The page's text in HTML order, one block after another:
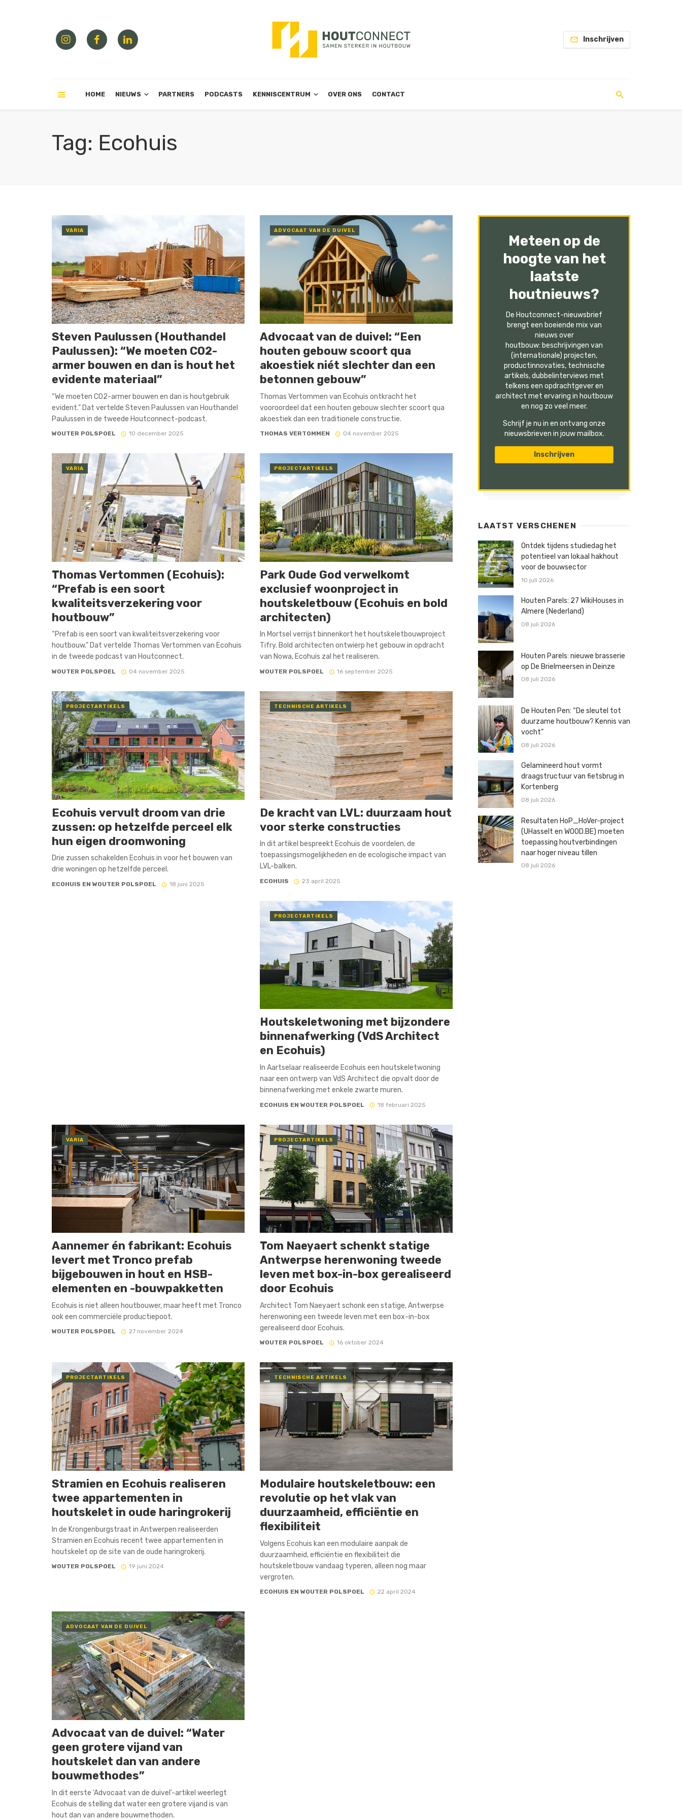
Inschrijven
HOME NIEUWS PARTNERS PODCASTS KENNISCENTRUM OVER ONS CONTACT
Tag: Ecohuis
VARIA
Steven Paulussen (Houthandel
Paulussen): “We moeten CO2-
armer bouwen en dan is hout het
evidente materiaal”
“We moeten CO2-armer bouwen en dan is houtgebruik
evident." Dat vertelde Steven Paulussen van Houthandel
Paulussen in de tweede Houtconnect-podcast.
WOUTER POLSPOEL 10 december 2025
ADVOCAAT VAN DE DUIVEL
Advocaat van de duivel: “Een
houten gebouw scoort qua
akoestiek niét slechter dan een
betonnen gebouw”
Thomas Vertommen van Ecohuis ontkracht het
vooroordeel dat een houten gebouw slechter scoort qua
akoestiek dan een traditionele constructie.
THOMAS VERTOMMEN 04 november 2025
VARIA
Thomas Vertommen (Ecohuis):
“Prefab is een soort
kwaliteitsverzekering voor
houtbouw”
“Prefab is een soort van kwaliteitsverzekering voor
houtbouw.” Dat vertelde Thomas Vertommen van Ecohuis
in de tweede podcast van Houtconnect.
WOUTER POLSPOEL 04 november 2025
PROJECTARTIKELS
Park Oude God verwelkomt
exclusief woonproject in
houtskeletbouw (Ecohuis en bold
architecten)
In Mortsel verrijst binnenkort het houtskeletbouwproject
Tifry. Bold architecten ontwierp het gebouw in opdracht
van Nowa, Ecohuis zal het realiseren.
WOUTER POLSPOEL 16 september 2025
PROJECTARTIKELS
Ecohuis vervult droom van drie
zussen: op hetzelfde perceel elk
hun eigen droomwoning
Drie zussen schakelden Ecohuis in voor het bouwen van
drie woningen op hetzelfde perceel.
ECOHUIS EN WOUTER POLSPOEL 18 juni 2025
TECHNISCHE ARTIKELS
De kracht van LVL: duurzaam hout
voor sterke constructies
In dit artikel bespreekt Ecohuis de voordelen, de
toepassingsmogelijkheden en de ecologische impact van
LVL-balken.
ECOHUIS 23 april 2025
PROJECTARTIKELS
Houtskeletwoning met bijzondere
binnenafwerking (VdS Architect
en Ecohuis)
In Aartselaar realiseerde Ecohuis een houtskeletwoning
naar een ontwerp van VdS Architect die opvalt door de
binnenafwerking met enkele zwarte muren.
ECOHUIS EN WOUTER POLSPOEL 18 februari 2025
VARIA
Aannemer én fabrikant: Ecohuis
levert met Tronco prefab
bijgebouwen in hout en HSB-
elementen en -bouwpakketten
Ecohuis is niet alleen houtbouwer, maar heeft met Tronco
ook een commerciële productiepoot.
WOUTER POLSPOEL 27 november 2024
PROJECTARTIKELS
Tom Naeyaert schenkt statige
Antwerpse herenwoning tweede
leven met box-in-box gerealiseerd
door Ecohuis
Architect Tom Naeyaert schonk een statige, Antwerpse
herenwoning een tweede leven met een box-in-box
gerealiseerd door Ecohuis.
WOUTER POLSPOEL 16 oktober 2024
PROJECTARTIKELS
Stramien en Ecohuis realiseren
twee appartementen in
houtskelet in oude haringrokerij
In de Krongenburgstraat in Antwerpen realiseerden
Stramien en Ecohuis recent twee appartementen in
houtskelet op de site van de oude haringrokerij.
WOUTER POLSPOEL 19 juni 2024
TECHNISCHE ARTIKELS
Modulaire houtskeletbouw: een
revolutie op het vlak van
duurzaamheid, efficiëntie en
flexibiliteit
Volgens Ecohuis kan een modulaire aanpak de
duurzaamheid, efficiëntie en flexibiliteit die
houtskeletbouw vandaag typeren, alleen nog maar
vergroten.
ECOHUIS EN WOUTER POLSPOEL 22 april 2024
ADVOCAAT VAN DE DUIVEL
Advocaat van de duivel: “Water
geen grotere vijand van
houtskelet dan van andere
bouwmethodes”
In dit eerste 'Advocaat van de duivel'-artikel weerlegt
Ecohuis de stelling dat water een grotere vijand is van
hout dan van andere bouwmethoden.
Meteen op de
hoogte van het
laatste
houtnieuws?
De Houtconnect-nieuwsbrief
brengt een boeiende mix van
nieuws over
houtbouw: beschrijvingen van
(internationale) projecten,
productinnovaties, technische
artikels, dubbelinterviews met
telkens een opdrachtgever en
architect met ervaring in houtbouw
en nog zo veel meer.
Schrijf je nu in en ontvang onze
nieuwsbrieven in jouw mailbox.
LAATST VERSCHENEN
Ontdek tijdens studiedag het
potentieel van lokaal hakhout
voor de bouwsector
10 juli 2026
Houten Parels: 27 WikiHouses in
Almere (Nederland)
08 juli 2026
Houten Parels: nieuwe brasserie
op De Brielmeersen in Deinze
08 juli 2026
De Houten Pen: “De sleutel tot
duurzame houtbouw? Kennis van
vocht”
08 juli 2026
Gelamineerd hout vormt
draagstructuur van fietsbrug in
Kortenberg
08 juli 2026
Resultaten HoP_HoVer-project
(UHasselt en WOOD.BE) moeten
toepassing houtverbindingen
naar hoger niveau tillen
08 juli 2026